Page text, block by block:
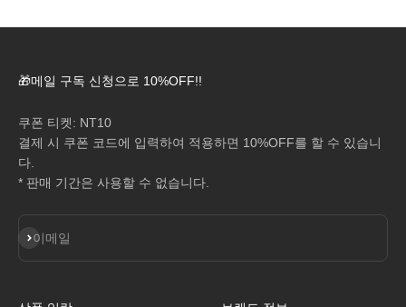
🎁메일 구독 신청으로 10%OFF!!
쿠폰 티켓: NT10
결제 시 쿠폰 코드에 입력하여 적용하면 10%OFF를 할 수 있습니
다.
* 판매 기간은 사용할 수 없습니다.
이메일
구독